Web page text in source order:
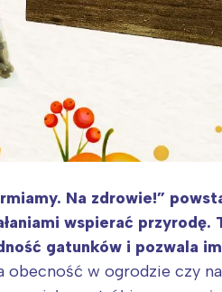
Na zdrowie!”
wspierać
gatunków i pozwala
obecność w ogrodzie czy